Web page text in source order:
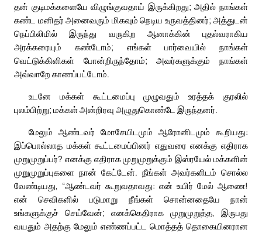
தன் குடிமக்களையே விழுங்குவதாய் இருக்கிறது; அதில் நாங்கள்
கண்ட மனிதர் அனைவரும் மிகவும் நெடிய உருவத்தினர்; அத்துடன்
நெப்பிலிமில் இருந்து வருகிற ஆனாக்கின் புதல்வராகிய
அரக்கரையும் கண்டோம்; எங்கள் பார்வையில் நாங்கள்
வெட்டுக்கிளிகள் போன்றிருந்தோம்; அவர்களுக்கும் நாங்கள்
அவ்வாறே காணப்பட்டோம்.
உடனே மக்கள் கூட்டமைப்பு முழுவதும் உரத்தக் குரலில்
புலம்பிற்று; மக்கள் அன்றிரவு அழுதுகொண்டே இருந்தனர்.
மேலும் ஆண்டவர் மோசேயிடமும் ஆரோனிடமும் கூறியது:
இப்பொல்லாத மக்கள் கூட்டமைப்பினர் எதுவரை எனக்கு எதிராக
முறுமுறுப்பர்? எனக்கு எதிராக முறுமுறுக்கும் இஸ்ரயேல் மக்களின்
முறுமுறுப்புகளை நான் கேட்டேன். நீங்கள் அவர்களிடம் சொல்ல
வேண்டியது, “ஆண்டவர் கூறுவதாவது: என் உயிர் மேல் ஆணை!
என் செவிகளில் படுமாறு நீங்கள் சொன்னதையே நான்
உங்களுக்குச் செய்வேன்; எனக்கெதிராக முறுமுறுத்த, இருபது
வயதும் அதற்கு மேலும் எண்ணப்பட்ட மொத்தத் தொகையினரான